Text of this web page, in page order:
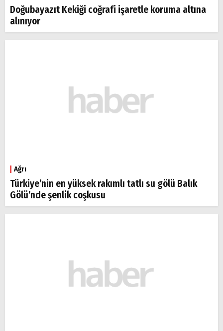
Doğubayazıt Kekiği coğrafi işaretle koruma altına
alınıyor
Ağrı
Türkiye’nin en yüksek rakımlı tatlı su gölü Balık
Gölü’nde şenlik coşkusu